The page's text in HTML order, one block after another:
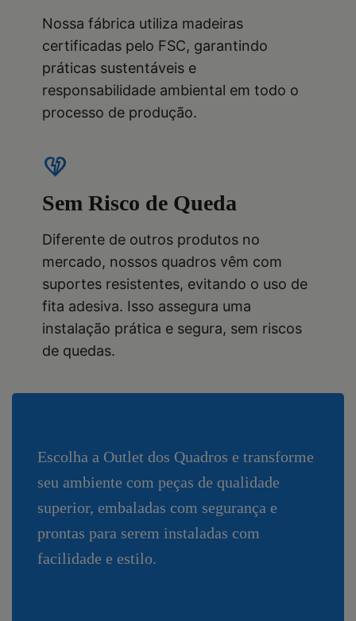
Nossa fábrica utiliza madeiras
certificadas pelo FSC, garantindo
práticas sustentáveis e
responsabilidade ambiental em todo o
processo de produção.
heart_broken
Sem Risco de Queda
Diferente de outros produtos no
mercado, nossos quadros vêm com
suportes resistentes, evitando o uso de
fita adesiva. Isso assegura uma
instalação prática e segura, sem riscos
de quedas.
Escolha a Outlet dos Quadros e transforme
seu ambiente com peças de qualidade
superior, embaladas com segurança e
prontas para serem instaladas com
facilidade e estilo.